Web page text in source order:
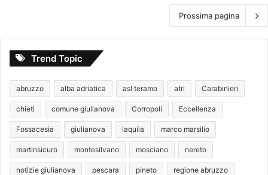
Prossima pagina
Trend Topic
abruzzo alba adriatica asl teramo atri Carabinieri
chieti comune giulianova Corropoli Eccellenza
Fossacesia giulianova laquila marco marsilio
martinsicuro montesilvano mosciano nereto
notizie giulianova pescara pineto regione abruzzo